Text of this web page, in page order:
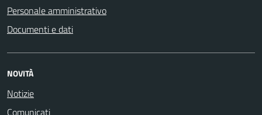
Personale amministrativo
Documenti e dati
NOVITÀ
Notizie